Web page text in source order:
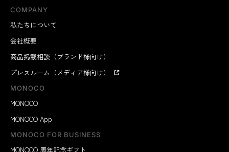
COMPANY
私たちについて
会社概要
商品掲載相談（ブランド様向け）
プレスルーム（メディア様向け）
MONOCO
MONOCO
MONOCO App
MONOCO FOR BUSINESS
MONOCO 周年記念ギフト